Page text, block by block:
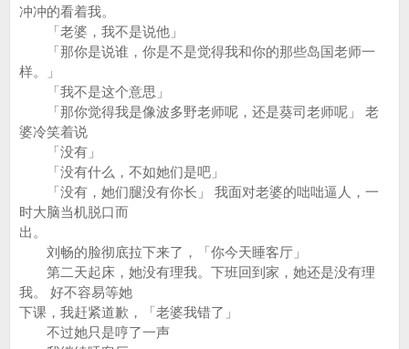
冲冲的看着我。
「老婆，我不是说他」
「那你是说谁，你是不是觉得我和你的那些岛国老师一
样。」
「我不是这个意思」
「那你觉得我是像波多野老师呢，还是葵司老师呢」 老
婆冷笑着说
「没有」
「没有什么，不如她们是吧」
「没有，她们腿没有你长」 我面对老婆的咄咄逼人，一
时大脑当机脱口而
出。
刘畅的脸彻底拉下来了，「你今天睡客厅」
第二天起床，她没有理我。下班回到家，她还是没有理
我。 好不容易等她
下课，我赶紧道歉，「老婆我错了」
不过她只是哼了一声